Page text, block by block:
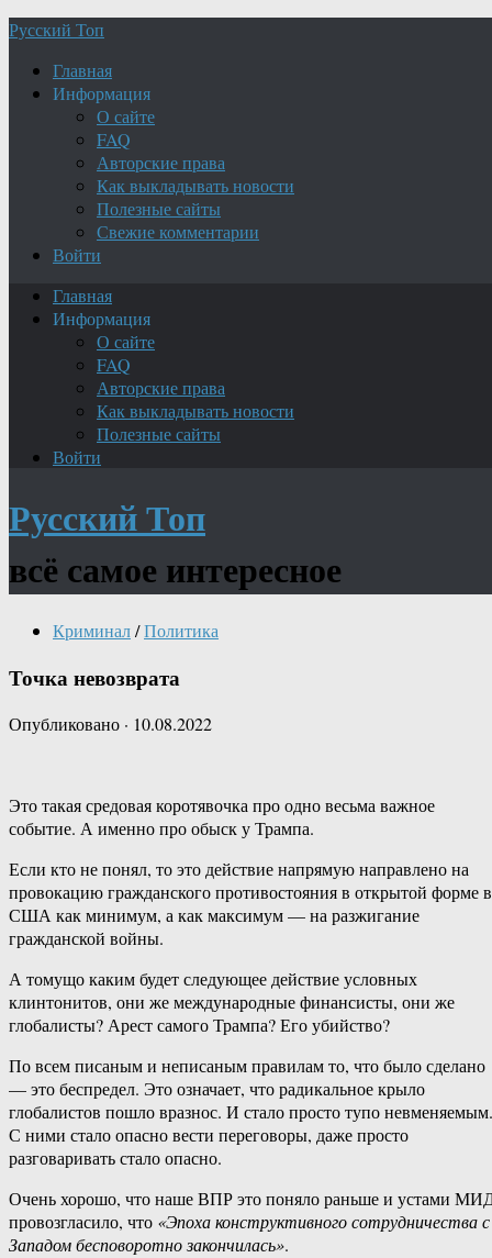
Русский Топ
Главная
Информация
О сайте
FAQ
Авторские права
Как выкладывать новости
Полезные сайты
Свежие комментарии
Войти
Главная
Информация
О сайте
FAQ
Авторские права
Как выкладывать новости
Полезные сайты
Войти
Русский Топ
всё самое интересное
Криминал/Политика
Точка невозврата
Опубликовано · 10.08.2022
Это такая средовая коротявочка про одно весьма важное
событие. А именно про обыск у Трампа.
Если кто не понял, то это действие напрямую направлено на
провокацию гражданского противостояния в открытой форме в
США как минимум, а как максимум — на разжигание
гражданской войны.
А томущо каким будет следующее действие условных
клинтонитов, они же международные финансисты, они же
глобалисты? Арест самого Трампа? Его убийство?
По всем писаным и неписаным правилам то, что было сделано
— это беспредел. Это означает, что радикальное крыло
глобалистов пошло вразнос. И стало просто тупо невменяемым.
С ними стало опасно вести переговоры, даже просто
разговаривать стало опасно.
Очень хорошо, что наше ВПР это поняло раньше и устами
провозгласило, что «Эпоха конструктивного сотрудничества с
Западом бесповоротно закончилась».